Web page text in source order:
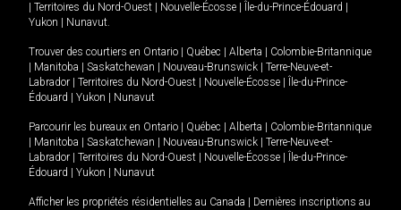
Territoires du Nord-Ouest Nouvelle-Écosse Île-du-Prince-Édouard
Yukon
Nunavut.
Trouver des courtiers en Ontario Québec Alberta
Colombie-Britannique
Manitoba Saskatchewan Nouveau-Brunswick
Terre-Neuve-et-
Labrador
Territoires du Nord-Ouest Nouvelle-Écosse
Île-du-Prince-
Édouard
Yukon Nunavut
Parcourir les bureaux en Ontario Québec Alberta
Colombie-Britannique
Manitoba Saskatchewan Nouveau-Brunswick
Terre-Neuve-et-
Labrador
Territoires du Nord-Ouest Nouvelle-Écosse
Île-du-Prince-
Édouard
Yukon Nunavut
Afficher les propriétés résidentielles au Canada
Dernières inscriptions au